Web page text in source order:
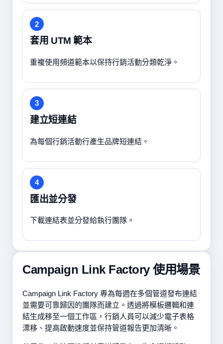
2
套用 UTM 範本
重複使用頻道範本以保持行銷活動分類乾淨。
3
建立短連結
為每個行銷活動行產生品牌短連結。
4
匯出並分發
下載連結表並分發給執行團隊。
Campaign Link Factory 使用場景
Campaign Link Factory 專為每週在多個管道發布連結
並需要可靠歸因的團隊而建立。透過將模板邏輯和連
結生成移至一個工作區，行銷人員可以減少電子表格
漂移、提高啟動速度並保持管道報告更加清晰。